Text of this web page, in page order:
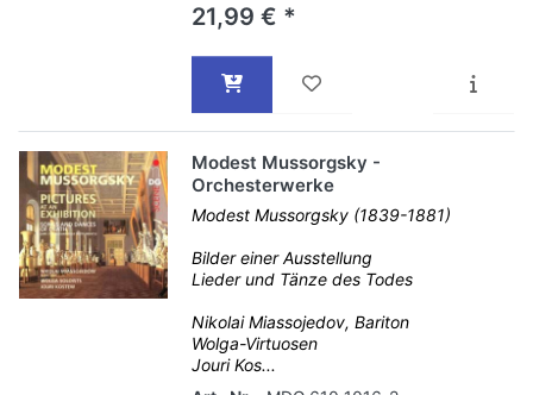
21,99 € *
Modest Mussorgsky -
Orchesterwerke
Modest Mussorgsky (1839-1881)
Bilder einer Ausstellung
Lieder und Tänze des Todes
Nikolai Miassojedov, Bariton
Wolga-Virtuosen
Jouri Kos...